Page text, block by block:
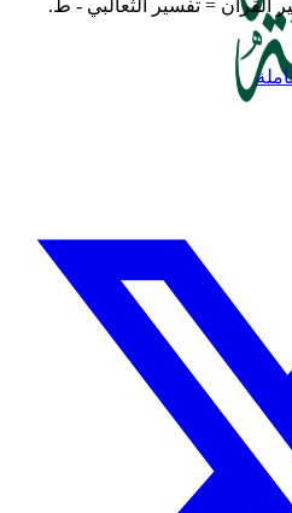
القرآن = تفسير الثعالبي - ط.